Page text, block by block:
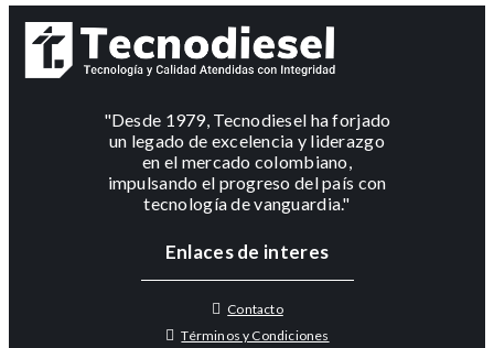
"Desde 1979, Tecnodiesel ha forjado
un legado de excelencia y liderazgo
en el mercado colombiano,
impulsando el progreso del país con
tecnología de vanguardia."
Enlaces de interes
Contacto
Términos y Condiciones